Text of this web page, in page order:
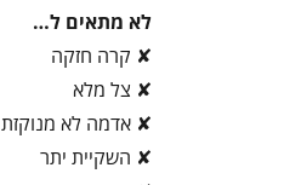
לא מתאים ל…
✘ קרה חזקה
✘ צל מלא
✘ אדמה לא מנוקזת
✘ השקיית יתר